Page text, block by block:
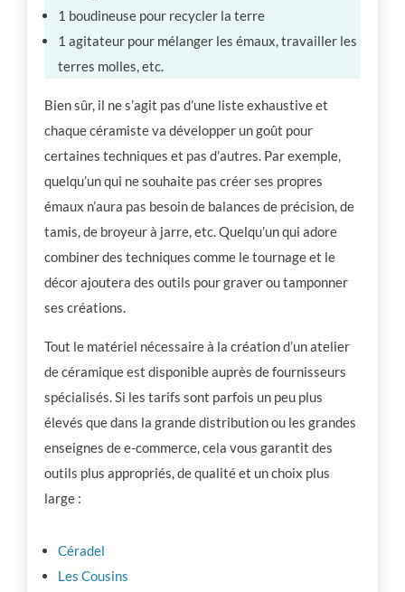
1 boudineuse pour recycler la terre
1 agitateur pour mélanger les émaux, travailler les
terres molles, etc.
Bien sûr, il ne s’agit pas d’une liste exhaustive et
chaque céramiste va développer un goût pour
certaines techniques et pas d’autres. Par exemple,
quelqu’un qui ne souhaite pas créer ses propres
émaux n’aura pas besoin de balances de précision, de
tamis, de broyeur à jarre, etc. Quelqu’un qui adore
combiner des techniques comme le tournage et le
décor ajoutera des outils pour graver ou tamponner
ses créations.
Tout le matériel nécessaire à la création d’un atelier
de céramique est disponible auprès de fournisseurs
spécialisés. Si les tarifs sont parfois un peu plus
élevés que dans la grande distribution ou les grandes
enseignes de e-commerce, cela vous garantit des
outils plus appropriés, de qualité et un choix plus
large :
Céradel
Les Cousins